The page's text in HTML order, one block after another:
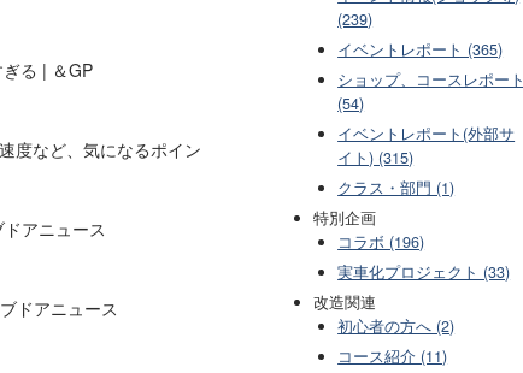
る | ＆GP
度など、気になるポイン
アニュース
ドアニュース
(239)
イベントレポート (365)
ショップ、コースレポート
(54)
イベントレポート(外部サ
イト) (315)
クラス・部門 (1)
特別企画
コラボ (196)
実車化プロジェクト (33)
改造関連
初心者の方へ (2)
コース紹介 (11)